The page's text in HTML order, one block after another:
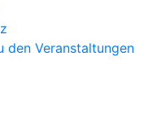
den Veranstaltungen